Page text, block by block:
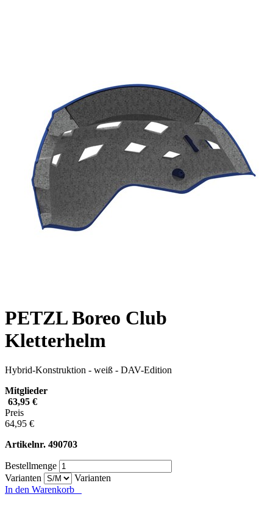
PETZL Boreo Club
Kletterhelm
Hybrid-Konstruktion - weiß - DAV-Edition
Mitglieder
63,95 €
Preis
64,95 €
Artikelnr. 490703
Bestellmenge
Varianten
Varianten
In den Warenkorb